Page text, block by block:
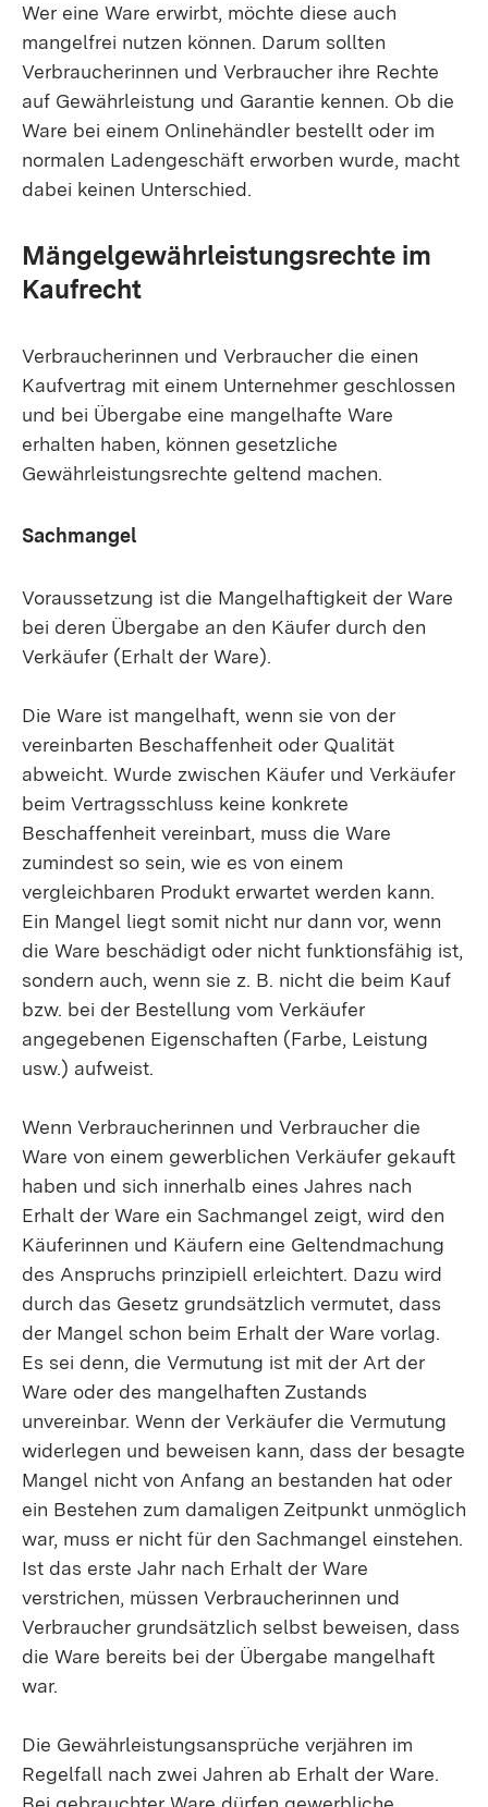
Wer eine Ware erwirbt, möchte diese auch
mangelfrei nutzen können. Darum sollten
Verbraucherinnen und Verbraucher ihre Rechte
auf Gewährleistung und Garantie kennen. Ob die
Ware bei einem Onlinehändler bestellt oder im
normalen Ladengeschäft erworben wurde, macht
dabei keinen Unterschied.
Mängelgewährleistungsrechte im
Kaufrecht
Verbraucherinnen und Verbraucher die einen
Kaufvertrag mit einem Unternehmer geschlossen
und bei Übergabe eine mangelhafte Ware
erhalten haben, können gesetzliche
Gewährleistungsrechte geltend machen.
Sachmangel
Voraussetzung ist die Mangelhaftigkeit der Ware
bei deren Übergabe an den Käufer durch den
Verkäufer (Erhalt der Ware).
Die Ware ist mangelhaft, wenn sie von der
vereinbarten Beschaffenheit oder Qualität
abweicht. Wurde zwischen Käufer und Verkäufer
beim Vertragsschluss keine konkrete
Beschaffenheit vereinbart, muss die Ware
zumindest so sein, wie es von einem
vergleichbaren Produkt erwartet werden kann.
Ein Mangel liegt somit nicht nur dann vor, wenn
die Ware beschädigt oder nicht funktionsfähig ist,
sondern auch, wenn sie z. B. nicht die beim Kauf
bzw. bei der Bestellung vom Verkäufer
angegebenen Eigenschaften (Farbe, Leistung
usw.) aufweist.
Wenn Verbraucherinnen und Verbraucher die
Ware von einem gewerblichen Verkäufer gekauft
haben und sich innerhalb eines Jahres nach
Erhalt der Ware ein Sachmangel zeigt, wird den
Käuferinnen und Käufern eine Geltendmachung
des Anspruchs prinzipiell erleichtert. Dazu wird
durch das Gesetz grundsätzlich vermutet, dass
der Mangel schon beim Erhalt der Ware vorlag.
Es sei denn, die Vermutung ist mit der Art der
Ware oder des mangelhaften Zustands
unvereinbar. Wenn der Verkäufer die Vermutung
widerlegen und beweisen kann, dass der besagte
Mangel nicht von Anfang an bestanden hat oder
ein Bestehen zum damaligen Zeitpunkt unmöglich
war, muss er nicht für den Sachmangel einstehen.
Ist das erste Jahr nach Erhalt der Ware
verstrichen, müssen Verbraucherinnen und
Verbraucher grundsätzlich selbst beweisen, dass
die Ware bereits bei der Übergabe mangelhaft
war.
Die Gewährleistungsansprüche verjähren im
Regelfall nach zwei Jahren ab Erhalt der Ware.